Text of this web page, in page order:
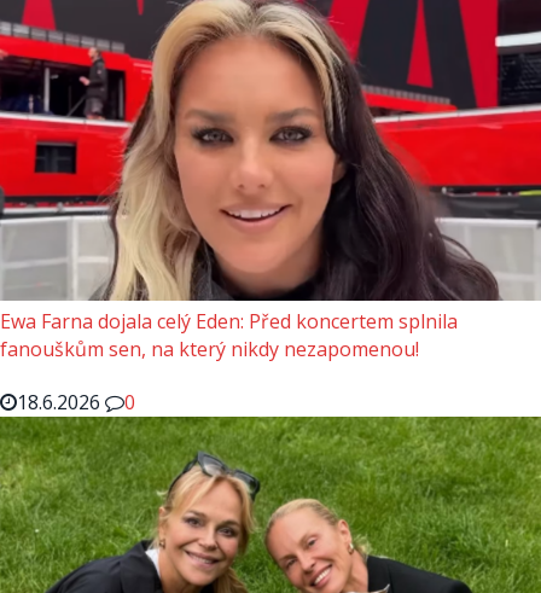
Ewa Farna dojala celý Eden: Před koncertem splnila
fanouškům sen, na který nikdy nezapomenou!
18.6.2026
0